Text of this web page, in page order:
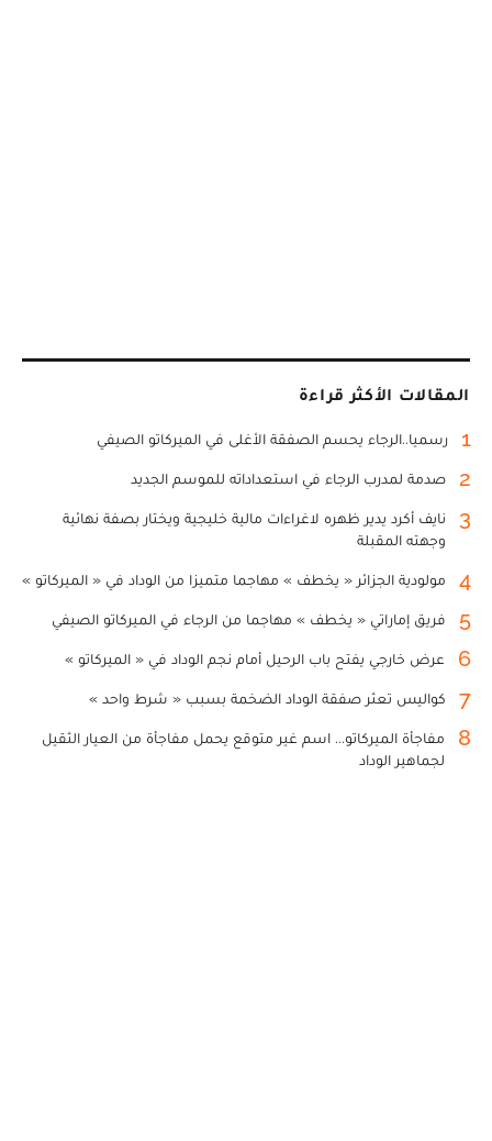
المقالات الأكثر قراءة
1 رسميا..الرجاء يحسم الصفقة الأغلى في الميركاتو الصيفي
2 صدمة لمدرب الرجاء في استعداداته للموسم الجديد
3
نايف أكرد يدير ظهره لاغراءات مالية خليجية ويختار بصفة نهائية
وجهته المقبلة
4 مولودية الجزائر « يخطف » مهاجما متميزا من الوداد في « الميركاتو »
5 فريق إماراتي « يخطف » مهاجما من الرجاء في الميركاتو الصيفي
6 عرض خارجي يفتح باب الرحيل أمام نجم الوداد في « الميركاتو »
7 كواليس تعثر صفقة الوداد الضخمة بسبب « شرط واحد »
8
مفاجأة الميركاتو... اسم غير متوقع يحمل مفاجأة من العيار الثقيل
لجماهير الوداد